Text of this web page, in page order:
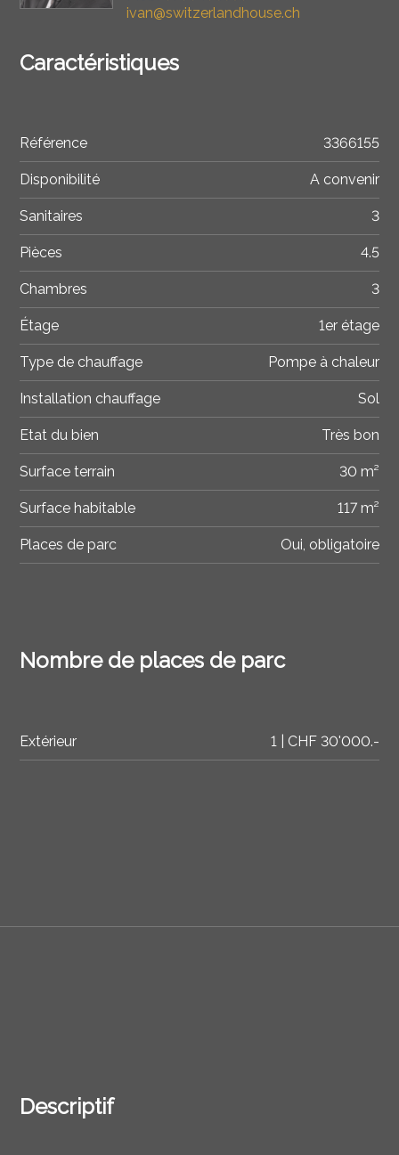
Descriptif
ivan@switzerlandhouse.ch
Caractéristiques
Référence 3366155
Disponibilité A convenir
Sanitaires 3
Pièces 4.5
Chambres 3
Étage 1er étage
Type de chauffage Pompe à chaleur
Installation chauffage Sol
Etat du bien Très bon
Surface terrain 30 m²
Surface habitable 117 m²
Places de parc Oui, obligatoire
Nombre de places de parc
Extérieur 1 | CHF 30'000.-